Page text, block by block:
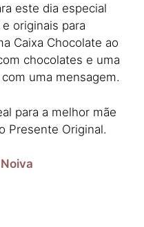
este dia especial
originais para
Caixa Chocolate ao
chocolates e uma
uma mensagem.
para a melhor mãe
Presente Original.